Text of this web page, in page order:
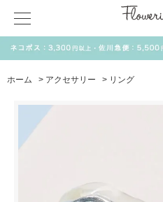
ホーム > アクセサリー > リング
気化冷却スカーフ matsui
MAGUFIT チャーム